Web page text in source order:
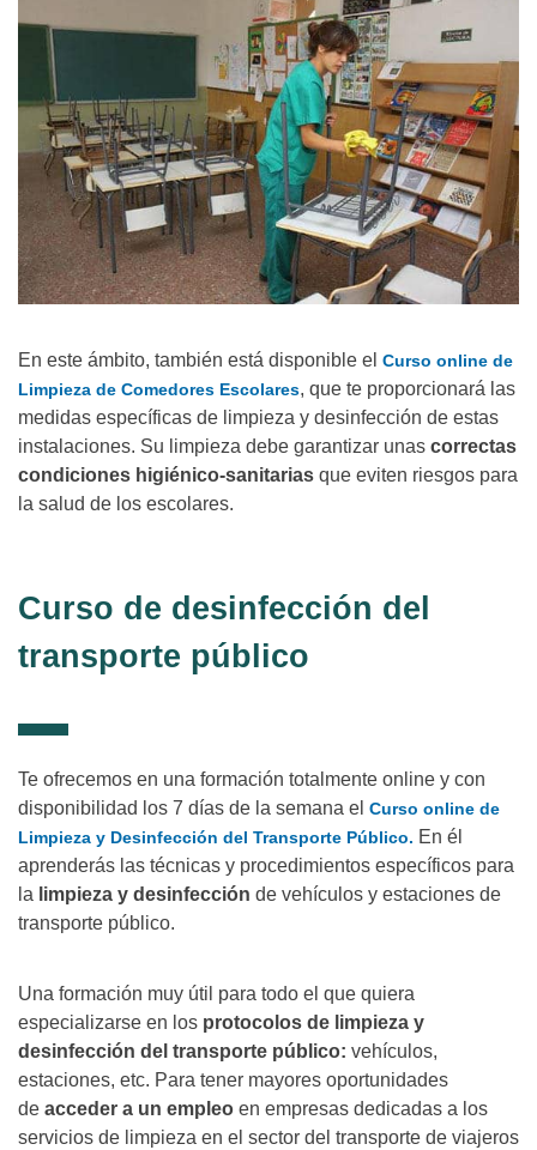
En este ámbito, también está disponible el Curso online de
Limpieza de Comedores Escolares, que te proporcionará las
medidas específicas de limpieza y desinfección de estas
instalaciones. Su limpieza debe garantizar unas correctas
condiciones higiénico-sanitarias que eviten riesgos para
la salud de los escolares.
Curso de desinfección del
transporte público
Te ofrecemos en una formación totalmente online y con
disponibilidad los 7 días de la semana el Curso online de
Limpieza y Desinfección del Transporte Público. En él
aprenderás las técnicas y procedimientos específicos para
la limpieza y desinfección de vehículos y estaciones de
transporte público.
Una formación muy útil para todo el que quiera
especializarse en los protocolos de limpieza y
desinfección del transporte público: vehículos,
estaciones, etc. Para tener mayores oportunidades
de acceder a un empleo en empresas dedicadas a los
servicios de limpieza en el sector del transporte de viajeros